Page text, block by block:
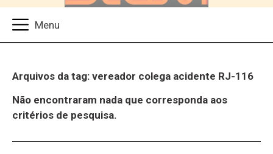
Arquivos da tag: vereador colega acidente RJ-116
Não encontraram nada que corresponda aos
critérios de pesquisa.